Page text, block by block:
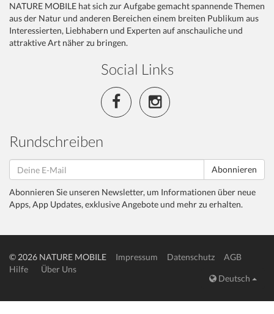
NATURE MOBILE hat sich zur Aufgabe gemacht spannende Themen
aus der Natur und anderen Bereichen einem breiten Publikum aus
Interessierten, Liebhabern und Experten auf anschauliche und
attraktive Art näher zu bringen.
Social Links
Rundschreiben
Abonnieren
Abonnieren Sie unseren Newsletter, um Informationen über neue
Apps, App Updates, exklusive Angebote und mehr zu erhalten.
© 2026 NATURE MOBILE Impressum Datenschutz
AGB
Hilfe
Über Uns
Deutsch